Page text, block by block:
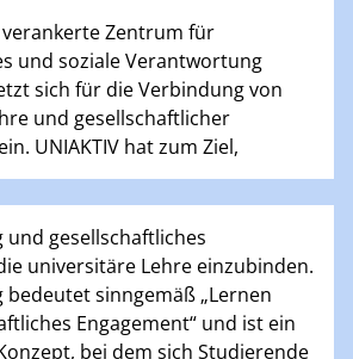
verankerte Zentrum für
und soziale Verantwortung
sich für die Verbindung von
und gesellschaftlicher
UNIAKTIV hat zum Ziel,
und gesellschaftliches
universitäre Lehre einzubinden.
bedeutet sinngemäß „Lernen
Engagement“ und ist ein
bei dem sich Studierende